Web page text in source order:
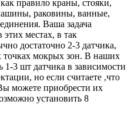
правило краны, стояки,
раковины, ванные,
Ваша задача
местах, в так
достаточно 2-3 датчика,
точках мокрых зон. В наших
1-3 шт датчика в зависимости
но если считаете ,что
можете приобрести их
установить 8